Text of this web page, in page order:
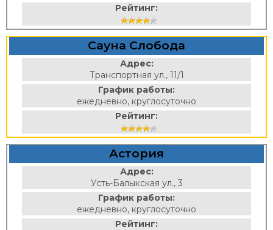
Рейтинг:
Сауна Слобода
Адрес:
Транспортная ул., 11/1
График работы:
ежедневно, круглосуточно
Рейтинг:
Астория
Адрес:
Усть-Балыкская ул., 3
График работы:
ежедневно, круглосуточно
Рейтинг: